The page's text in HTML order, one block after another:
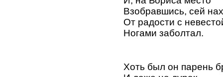
Взобравшись, сей
От радости с
Ногами заболтал.
Хоть был он парень